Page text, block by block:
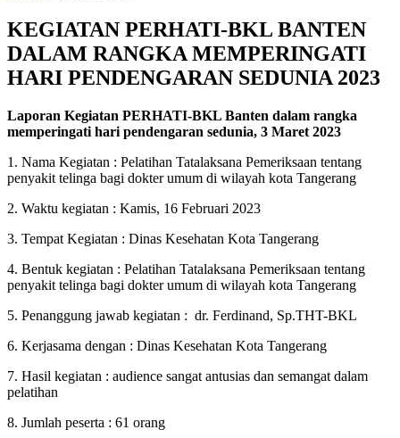
KEGIATAN PERHATI-BKL BANTEN
DALAM RANGKA MEMPERINGATI
HARI PENDENGARAN SEDUNIA 2023
Laporan Kegiatan PERHATI-BKL Banten dalam rangka
memperingati hari pendengaran sedunia, 3 Maret 2023
1. Nama Kegiatan : Pelatihan Tatalaksana Pemeriksaan tentang
penyakit telinga bagi dokter umum di wilayah kota Tangerang
2. Waktu kegiatan : Kamis, 16 Februari 2023
3. Tempat Kegiatan : Dinas Kesehatan Kota Tangerang
4. Bentuk kegiatan : Pelatihan Tatalaksana Pemeriksaan tentang
penyakit telinga bagi dokter umum di wilayah kota Tangerang
5. Penanggung jawab kegiatan : dr. Ferdinand, Sp.THT-BKL
6. Kerjasama dengan : Dinas Kesehatan Kota Tangerang
7. Hasil kegiatan : audience sangat antusias dan semangat dalam
pelatihan
8. Jumlah peserta : 61 orang